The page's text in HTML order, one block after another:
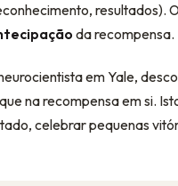
resultados).
da recompensa.
em Yale,
na recompensa em si.
celebrar pequenas